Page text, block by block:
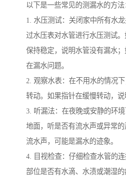
以下是一些常见的测漏水的方法
1. 水压测试：关闭家中所有水
过水压表对水管进行水压测试
保持稳定，说明水管没有漏水
在漏水问题。
2. 观察水表：在不用水的情况
转动。如果指针在缓慢转动，说
3. 听漏法：在夜晚或安静的环
地面，听是否有流水声或异常
流水声，可能是漏水的迹象。
4. 目视检查：仔细检查水管的
部位是否有水滴、水渍或潮湿